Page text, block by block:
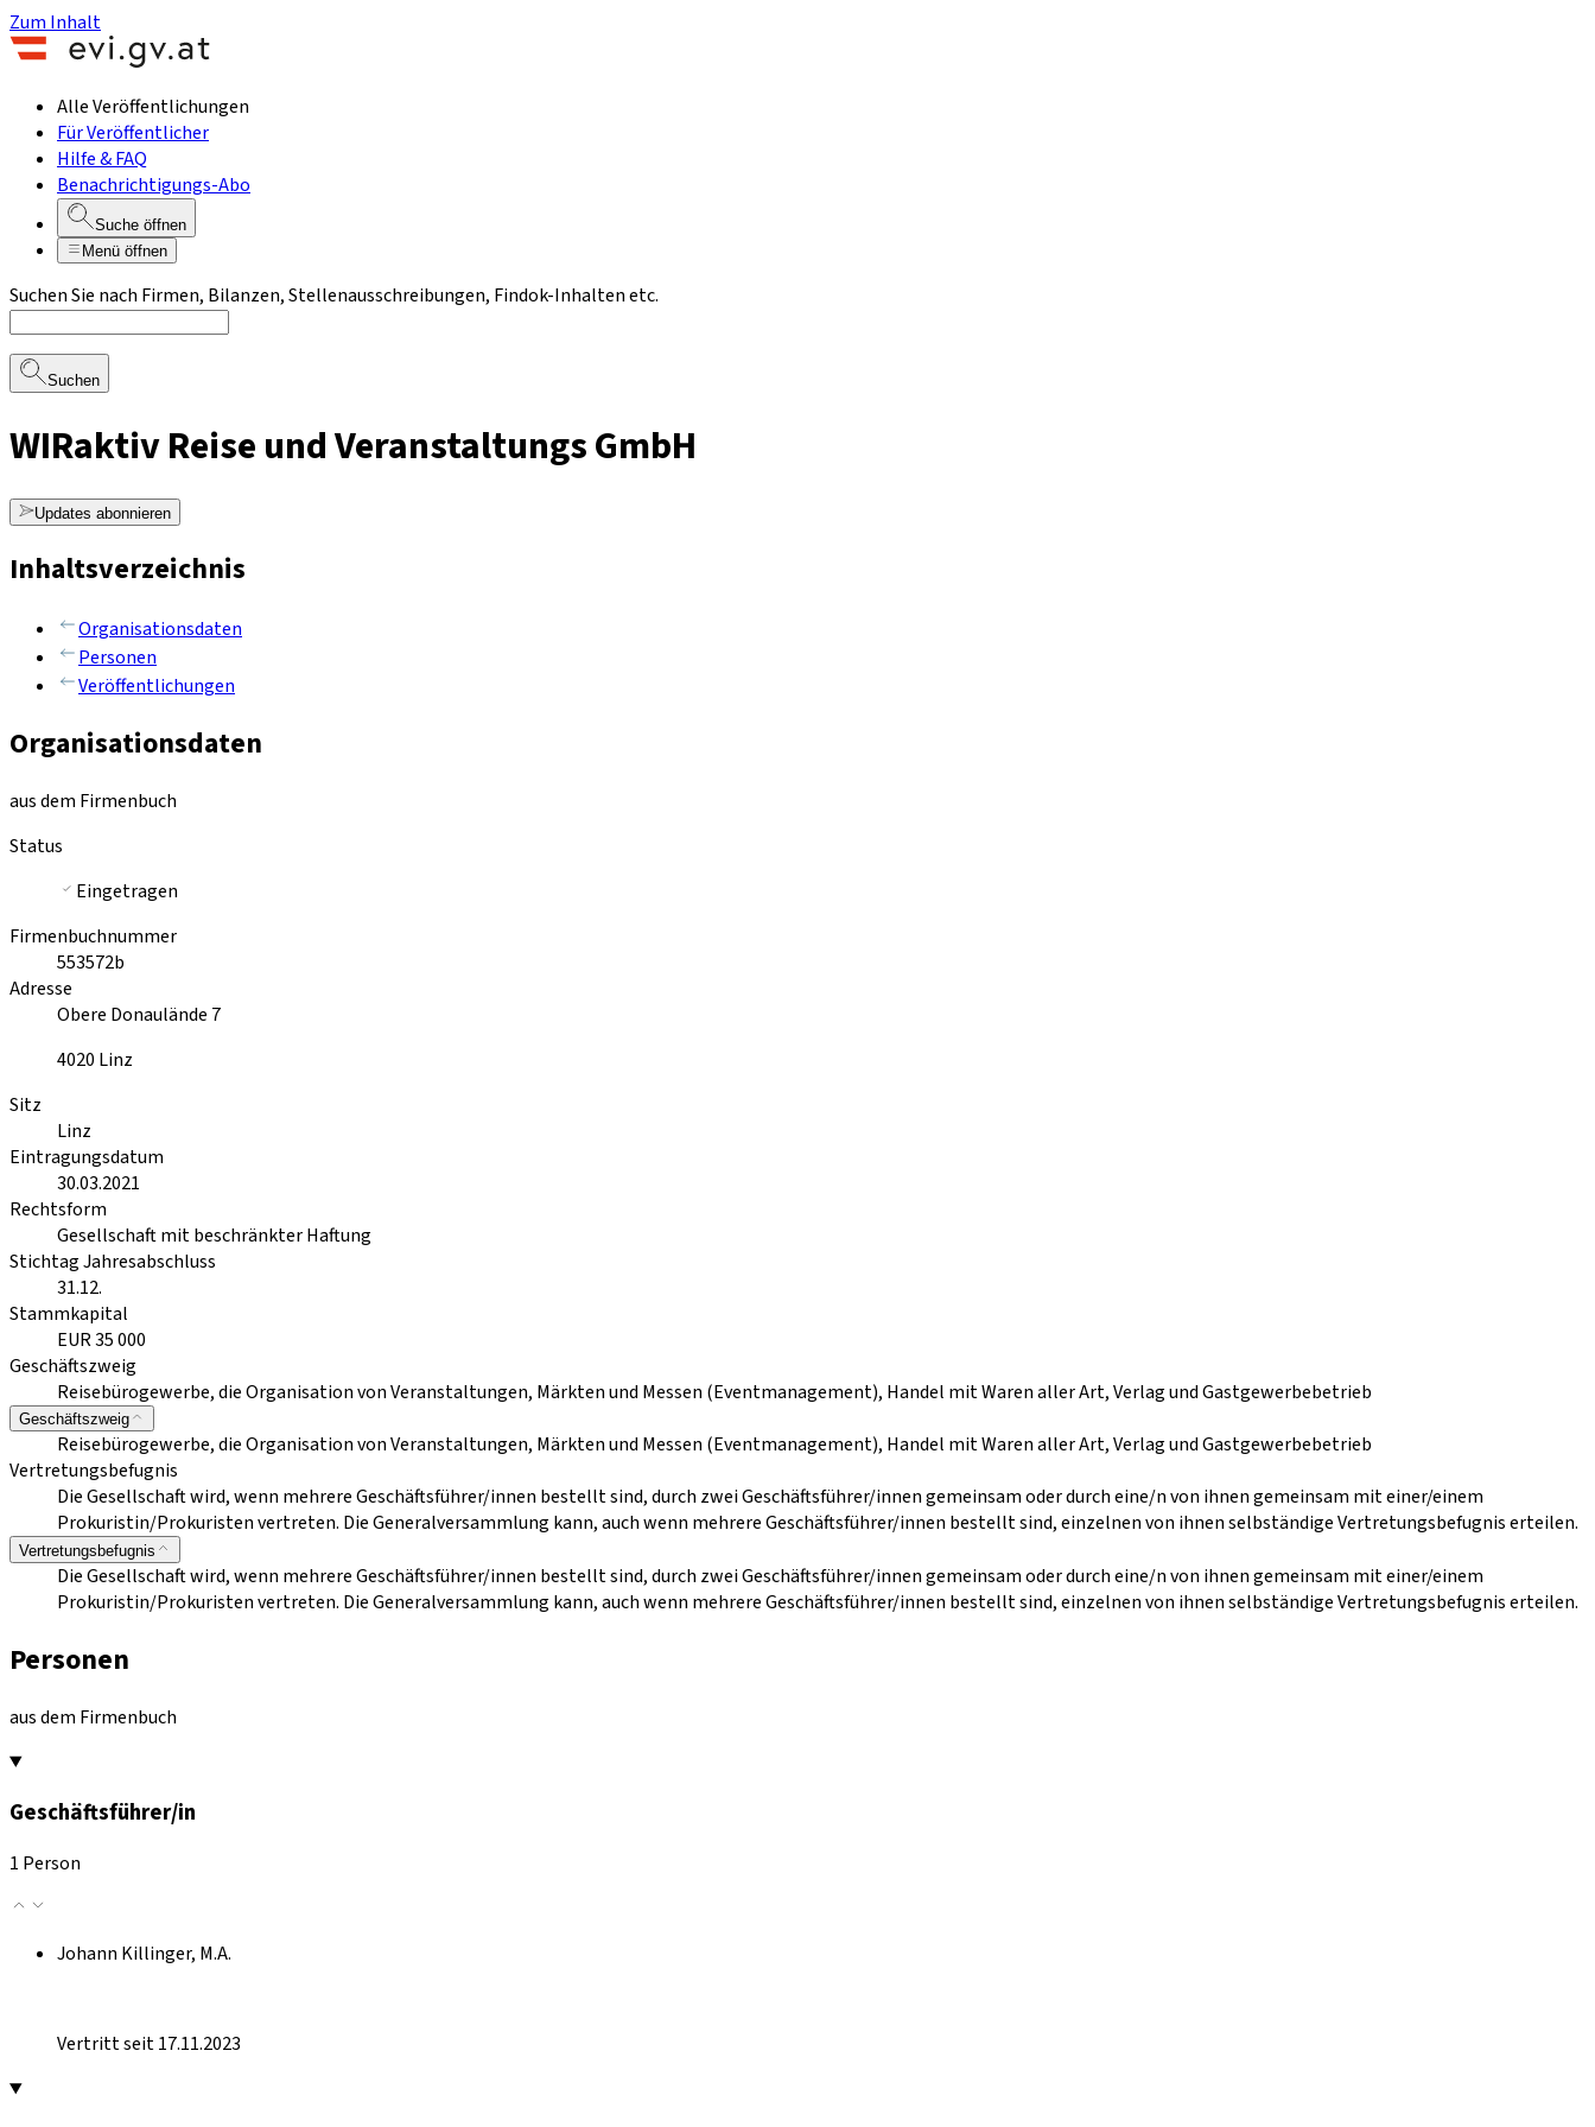
Zum Inhalt
Alle Veröffentlichungen
Für Veröffentlicher
Hilfe & FAQ
Benachrichtigungs-Abo
Suche öffnen
Menü öffnen
Suchen Sie nach Firmen, Bilanzen, Stellenausschreibungen, Findok-Inhalten etc.
Suchen
WIRaktiv Reise und Veranstaltungs GmbH
Updates abonnieren
Inhaltsverzeichnis
Organisationsdaten
Personen
Veröffentlichungen
Organisationsdaten
aus dem Firmenbuch
Status
Eingetragen
Firmenbuchnummer
553572b
Adresse
Obere Donaulände 7
4020 Linz
Sitz
Linz
Eintragungsdatum
30.03.2021
Rechtsform
Gesellschaft mit beschränkter Haftung
Stichtag Jahresabschluss
31.12.
Stammkapital
EUR 35 000
Geschäftszweig
Reisebürogewerbe, die Organisation von Veranstaltungen, Märkten und Messen (Eventmanagement), Handel mit Waren aller Art, Verlag und Gastgewerbebetrieb
Geschäftszweig
Reisebürogewerbe, die Organisation von Veranstaltungen, Märkten und Messen (Eventmanagement), Handel mit Waren aller Art, Verlag und Gastgewerbebetrieb
Vertretungsbefugnis
Die Gesellschaft wird, wenn mehrere Geschäftsführer/innen bestellt sind, durch zwei Geschäftsführer/innen gemeinsam oder durch eine/n von ihnen gemeinsam mit einer/einem
Prokuristin/Prokuristen vertreten. Die Generalversammlung kann, auch wenn mehrere Geschäftsführer/innen bestellt sind, einzelnen von ihnen selbständige Vertretungsbefugnis erteilen.
Vertretungsbefugnis
Die Gesellschaft wird, wenn mehrere Geschäftsführer/innen bestellt sind, durch zwei Geschäftsführer/innen gemeinsam oder durch eine/n von ihnen gemeinsam mit einer/einem
Prokuristin/Prokuristen vertreten. Die Generalversammlung kann, auch wenn mehrere Geschäftsführer/innen bestellt sind, einzelnen von ihnen selbständige Vertretungsbefugnis erteilen.
Personen
aus dem Firmenbuch
Geschäftsführer/in
1 Person
Johann Killinger, M.A.
Vertritt seit 17.11.2023